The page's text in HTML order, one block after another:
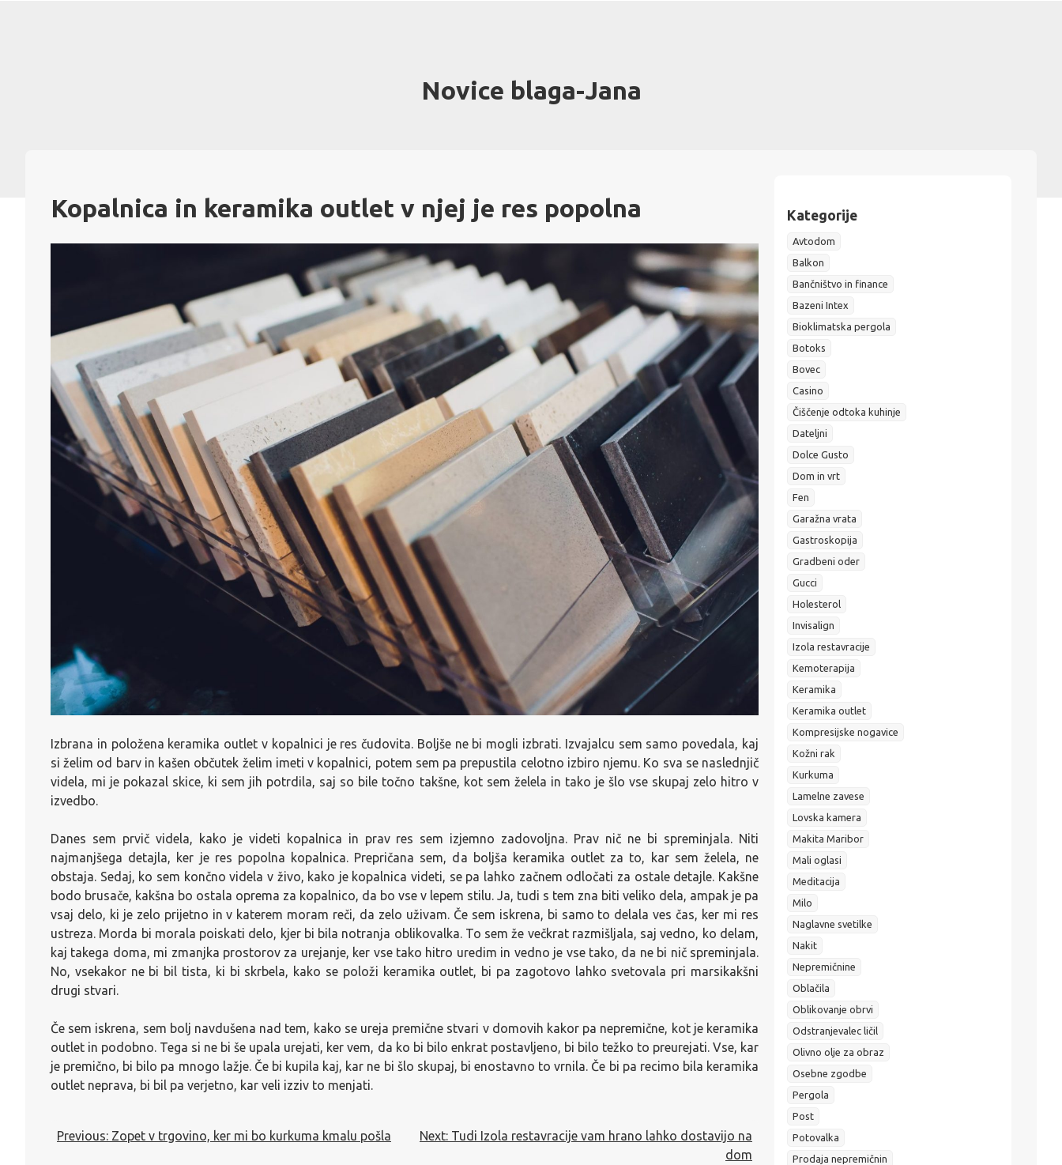
Novice blaga-Jana
Kopalnica in keramika outlet v njej je res popolna
Izbrana in položena keramika outlet v kopalnici je res čudovita. Boljše ne bi mogli izbrati. Izvajalcu sem samo povedala, kaj
si želim od barv in kašen občutek želim imeti v kopalnici, potem sem pa prepustila celotno izbiro njemu. Ko sva se naslednjič
videla, mi je pokazal skice, ki sem jih potrdila, saj so bile točno takšne, kot sem želela in tako je šlo vse skupaj zelo hitro v
izvedbo.
Danes sem prvič videla, kako je videti kopalnica in prav res sem izjemno zadovoljna. Prav nič ne bi spreminjala. Niti
najmanjšega detajla, ker je res popolna kopalnica. Prepričana sem, da boljša keramika outlet za to, kar sem želela, ne
obstaja. Sedaj, ko sem končno videla v živo, kako je kopalnica videti, se pa lahko začnem odločati za ostale detajle. Kakšne
bodo brusače, kakšna bo ostala oprema za kopalnico, da bo vse v lepem stilu. Ja, tudi s tem zna biti veliko dela, ampak je pa
vsaj delo, ki je zelo prijetno in v katerem moram reči, da zelo uživam. Če sem iskrena, bi samo to delala ves čas, ker mi res
ustreza. Morda bi morala poiskati delo, kjer bi bila notranja oblikovalka. To sem že večkrat razmišljala, saj vedno, ko delam,
kaj takega doma, mi zmanjka prostorov za urejanje, ker vse tako hitro uredim in vedno je vse tako, da ne bi nič spreminjala.
No, vsekakor ne bi bil tista, ki bi skrbela, kako se položi keramika outlet, bi pa zagotovo lahko svetovala pri marsikakšni
drugi stvari.
Če sem iskrena, sem bolj navdušena nad tem, kako se ureja premične stvari v domovih kakor pa nepremične, kot je keramika
outlet in podobno. Tega si ne bi še upala urejati, ker vem, da ko bi bilo enkrat postavljeno, bi bilo težko to preurejati. Vse, kar
je premično, bi bilo pa mnogo lažje. Če bi kupila kaj, kar ne bi šlo skupaj, bi enostavno to vrnila. Če bi pa recimo bila keramika
outlet neprava, bi bil pa verjetno, kar veli izziv to menjati.
Navigacija
Previous: Zopet v trgovino, ker mi bo kurkuma kmalu pošla Next: Tudi Izola restavracije vam hrano lahko dostavijo na
dom
Kategorije
Avtodom
Balkon
Bančništvo in finance
Bazeni Intex
Bioklimatska pergola
Botoks
Bovec
Casino
Čiščenje odtoka kuhinje
Dateljni
Dolce Gusto
Dom in vrt
Fen
Garažna vrata
Gastroskopija
Gradbeni oder
Gucci
Holesterol
Invisalign
Izola restavracije
Kemoterapija
Keramika
Keramika outlet
Kompresijske nogavice
Kožni rak
Kurkuma
Lamelne zavese
Lovska kamera
Makita Maribor
Mali oglasi
Meditacija
Milo
Naglavne svetilke
Nakit
Nepremičnine
Oblačila
Oblikovanje obrvi
Odstranjevalec ličil
Olivno olje za obraz
Osebne zgodbe
Pergola
Post
Potovalka
Prodaja nepremičnin